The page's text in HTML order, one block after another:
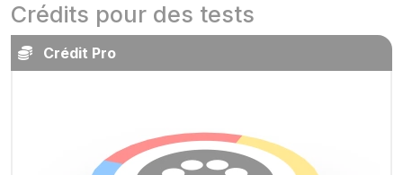
Crédits pour des tests
Crédit Pro